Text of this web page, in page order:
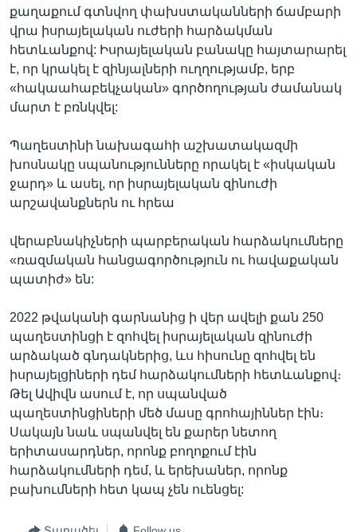
քաղաքում գտնվող փախստականների ճամբարի
վրա իսրայելական ուժերի հարձակման
հետևանքով: Իսրայելական բանակը հայտարարել
է, որ կրակել է զինյալների ուղղությամբ, երբ
«հակաահաբեկչական» գործողության ժամանակ
մարտ է բռնկվել:
Պաղեստինի նախագահի աշխատակազմի
խոսնակը սպանությունները որակել է «իսկական
ջարդ» և ասել, որ իսրայելական զինուժի
արշավանքներն ու հրեա
վերաբնակիչների պարբերական հարձակումները
«ռազմական հանցագործություն ու հավաքական
պատիժ» են:
2022 թվականի գարնանից ի վեր ավելի քան 250
պաղեստինցի է զոհվել իսրայելական զինուժի
արձակած գնդակներից, ևս հիսունը զոհվել են
իսրայելցիների դեմ հարձակումների հետևանքով։
Թել Ավիվն ասում է, որ սպանված
պաղեստինցիների մեծ մասը գրոհայիններ էին։
Սակայն նաև սպանվել են քարեր նետող
երիտասարդներ, որոնք բողոքում էին
հարձակումների դեմ, և երեխաներ, որոնք
բախումների հետ կապ չեն ուենցել: